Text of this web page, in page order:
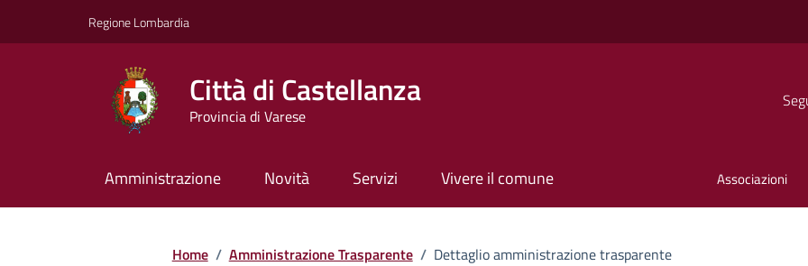
Regione Lombardia
Città di Castellanza
Provincia di Varese
Amministrazione Novità Servizi Vivere il comune Associazioni
Home / Amministrazione Trasparente / Dettaglio amministrazione trasparente